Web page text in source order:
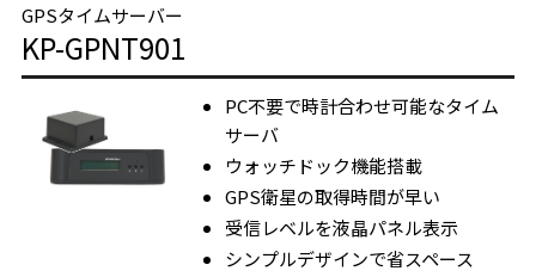
GPSタイムサーバー
KP-GPNT901
PC不要で時計合わせ可能なタイム
サーバ
ウォッチドック機能搭載
GPS衛星の取得時間が早い
受信レベルを液晶パネル表示
シンプルデザインで省スペース